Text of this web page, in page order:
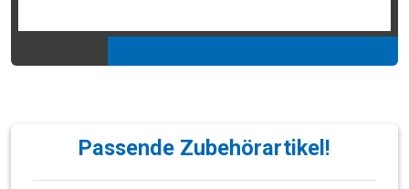
Passende Zubehörartikel!